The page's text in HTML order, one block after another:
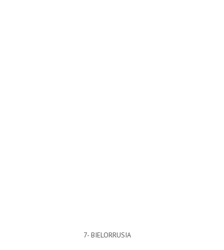
7- BIELORRUSIA